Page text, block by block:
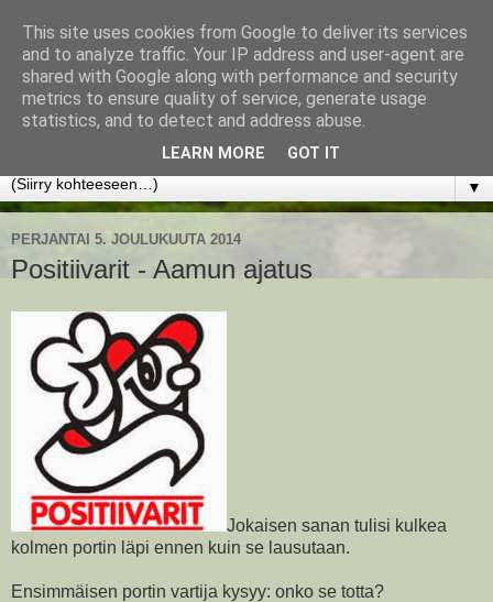
www.jyrkikokko.fi
Uusi Suunta - Jokainen hetki tarjoaa tilaisuuden muuttaa
▼
PERJANTAI 5. JOULUKUUTA 2014
Positiivarit - Aamun ajatus
Jokaisen sanan tulisi kulkea
kolmen portin läpi ennen kuin se lausutaan.
Ensimmäisen portin vartija kysyy: onko se totta?
This site uses cookies from Google to deliver its services
and to analyze traffic. Your IP address and user-agent are
shared with Google along with performance and security
metrics to ensure quality of service, generate usage
statistics, and to detect and address abuse.
LEARN MORE GOT IT